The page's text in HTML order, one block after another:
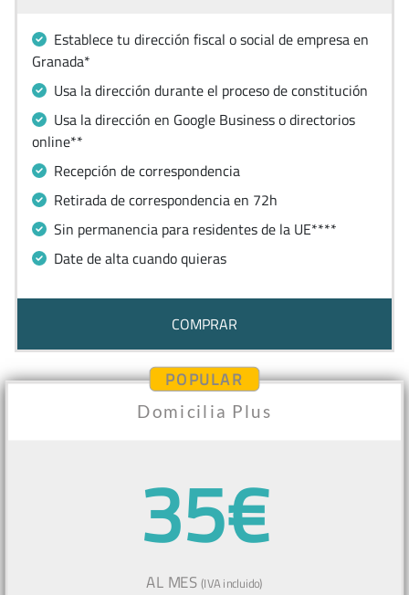
Establece tu dirección fiscal o social de empresa en
Granada*
Usa la dirección durante el proceso de constitución
Usa la dirección en Google Business o directorios
online**
Recepción de correspondencia
Retirada de correspondencia en 72h
Sin permanencia para residentes de la UE****
Date de alta cuando quieras
COMPRAR
POPULAR
Domicilia Plus
35€
AL MES(IVA incluido)